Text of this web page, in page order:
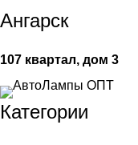
Ангарск
107 квартал, дом 3
Категории